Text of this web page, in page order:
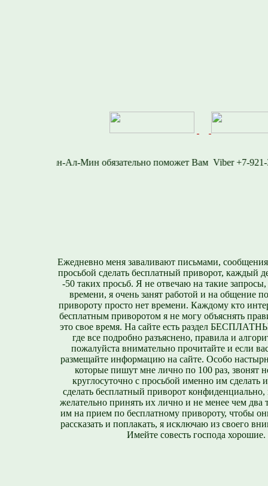
Viber
Ежедневно меня заваливают письмами,
просьбой сделать бесплатный приворот, каждый
-50 таких просьб. Я не отвечаю на такие
времени, я очень занят работой и на общение
привороту просто нет времени. Каждому кто
бесплатным приворотом я не могу объяснять
это свое время. На сайте есть раздел
где все подробно разъяснено, правила и
пожалуйста внимательно прочитайте и если
размещайте информацию на сайте. Особо
которые пишут мне лично по 100 раз, звонят
круглосуточно с просьбой именно им сделать
сделать бесплатный приворот конфиденциально,
желательно принять их лично и не менее чем два
им на прием по бесплатному привороту, чтобы
рассказать и поплакать, я исключаю из своего
Имейте совесть господа хорошие.